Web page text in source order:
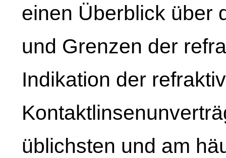
einen Überblick über
und Grenzen der
Indikation der
üblichsten und am